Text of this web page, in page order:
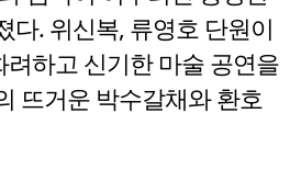
다. 위신복, 류영호 단원이
려하고 신기한 마술 공연을
뜨거운 박수갈채와 환호